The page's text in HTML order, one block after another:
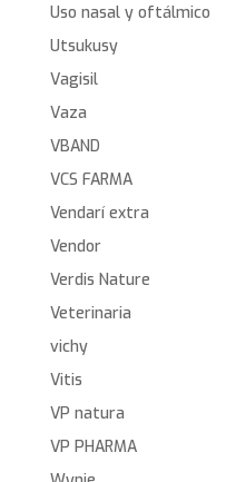
Uso nasal y oftálmico
Utsukusy
Vagisil
Vaza
VBAND
VCS FARMA
Vendarí extra
Vendor
Verdis Nature
Veterinaria
vichy
Vitis
VP natura
VP PHARMA